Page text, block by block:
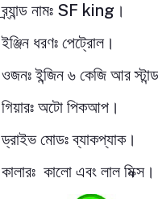
ব্র্যান্ড নামঃ SF king।
ইঞ্জিন ধরণঃ পেট্রোল।
ওজনঃ ইন্জিন ৬ কেজি আর
গিয়ারঃ অটো পিকআপ।
ড্রাইভ মোডঃ ব্যাকপ্যাক।
কালারঃ কালো এবং লাল মিক্স।